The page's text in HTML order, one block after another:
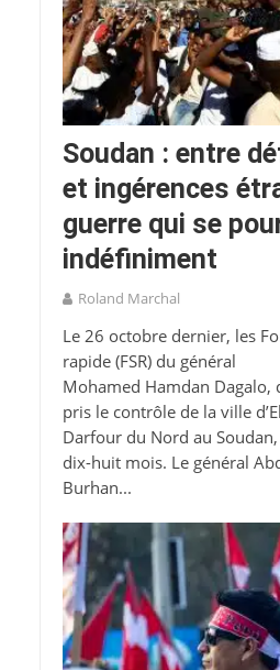
Soudan : entre
et ingérences
guerre qui se
indéfiniment
Roland Marchal
Le 26 octobre dernier, les
rapide (FSR) du général
Mohamed Hamdan Dagalo,
pris le contrôle de la ville
Darfour du Nord au
dix-huit mois. Le général
Burhan...